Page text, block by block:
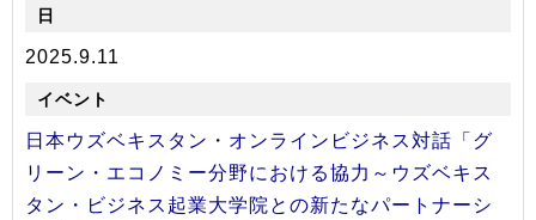
2025.9.11
日本ウズベキスタン・オンラインビジネス対話「グ
リーン・エコノミー分野における協力～ウズベキス
タン・ビジネス起業大学院との新たなパートナーシ